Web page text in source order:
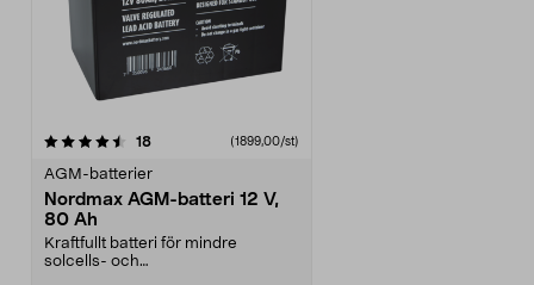
18recensioner (1899,00/st)
AGM-batterier
Nordmax AGM-batteri 12 V,
80 Ah
Kraftfullt batteri för mindre
solcells- och